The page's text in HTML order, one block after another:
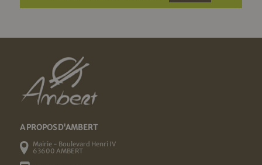
A PROPOS D'AMBERT
Mairie - Boulevard Henri IV
63600 AMBERT